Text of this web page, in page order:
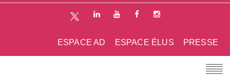
PRESSE
ESPACE ÉLUS
ESPACE AD